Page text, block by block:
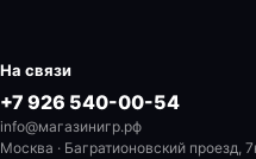
На связи
+7 926 540-00-54
info@магазинигр.рф
Москва · Багратионовский проезд,